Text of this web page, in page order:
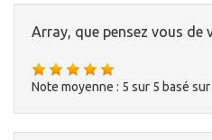
Array, que pensez vous de
Note moyenne : 5 sur 5 basé sur